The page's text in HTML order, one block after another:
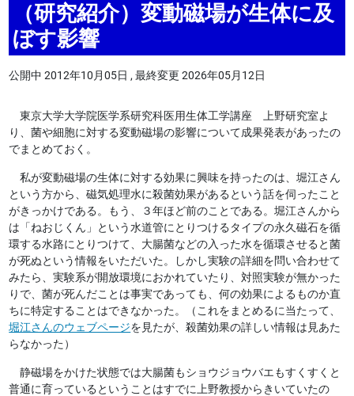
（研究紹介）変動磁場が生体に及
ぼす影響
公開中 2012年10月05日 ,最終変更 2026年05月12日
東京大学大学院医学系研究科医用生体工学講座 上野研究室よ
り、菌や細胞に対する変動磁場の影響について成果発表があったの
でまとめておく。
私が変動磁場の生体に対する効果に興味を持ったのは、堀江さん
という方から、磁気処理水に殺菌効果があるという話を伺ったこと
がきっかけである。もう、３年ほど前のことである。堀江さんから
は「ねおじくん」という水道管にとりつけるタイプの永久磁石を循
環する水路にとりつけて、大腸菌などの入った水を循環させると菌
が死ぬという情報をいただいた。しかし実験の詳細を問い合わせて
みたら、実験系が開放環境におかれていたり、対照実験が無かった
りで、菌が死んだことは事実であっても、何の効果によるものか直
ちに特定することはできなかった。（これをまとめるに当たって、
堀江さんのウェブページを見たが、殺菌効果の詳しい情報は見あた
らなかった）
静磁場をかけた状態では大腸菌もショウジョウバエもすくすくと
普通に育っているということはすでに上野教授からきいていたの